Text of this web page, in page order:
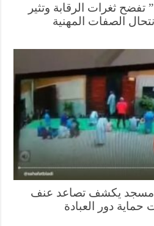
ثغرات الرقابة وتثير
المهنية
يكشف تصاعد عنف
دور العبادة